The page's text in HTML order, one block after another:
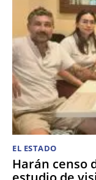
EL ESTADO
Harán censo